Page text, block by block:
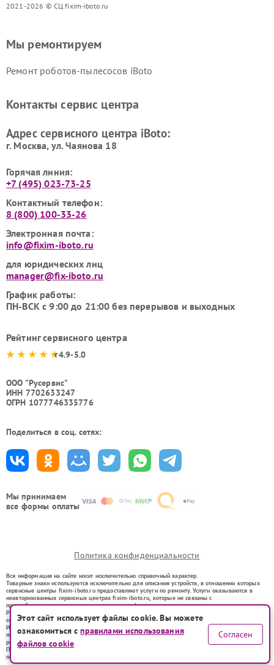
2021-2026 © СЦ fixim-iboto.ru
Мы принимаем
все формы оплаты
Мы ремонтируем
Ремонт роботов-пылесосов iBoto
Контакты сервис центра
Адрес сервисного центра iBoto:
г. Москва, ул. Чаянова 18
Горячая линия:
+7 (495) 023-73-25
Контактный телефон:
8 (800) 100-33-26
Электронная почта:
info@fixim-iboto.ru
для юридических лиц
manager@fix-iboto.ru
График работы:
ПН-ВСК с 9:00 до 21:00 без перерывов и выходных
Рейтинг сервисного центра
4.9-5.0
ООО "Русервис"
ИНН 7702633247
ОГРН 1077746335776
Поделиться в соц. сетях:
Политика конфиденциальности
Вся информация на сайте носит исключительно справочный характер.
Товарные знаки используются исключительно для описания устройств, в отношении которых
сервисные центры fixim-iboto.ru предоставляют услуги по ремонту. Услуги оказываются в
неавторизованных сервисных центрах fixim-iboto.ru, которые не связаны с
правообладателями товарных знаков или их официальными представителями.
Ремонт осуществляется для устройств, уже введенных в гражданский оборот в соответствии
со статьей 1487 ГК РФ.
Использование товарных знаков не преследует цели индивидуализации услуг или введения
потребителей в заблуждение, а служит для информирования о предоставляемых услугах по
ремонту техники указанных брендов.
Представленная на сайте информация не является публичной офертой, определяемой
положениями Статьи 437(2) Гражданского кодекса РФ
Этот сайт использует файлы cookie. Вы можете
ознакомиться справилами использования
файлов cookie
Согласен